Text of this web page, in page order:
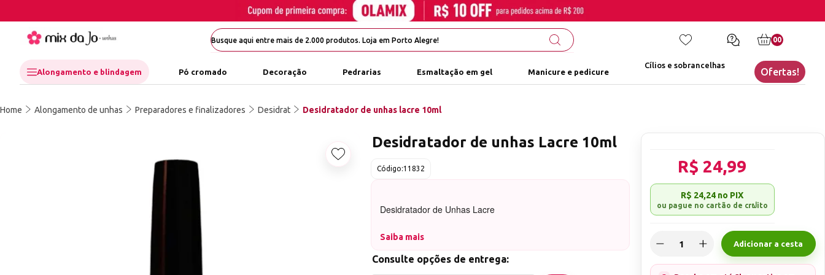
00
Alongamento e blindagem Pó cromado Decoração Pedrarias Esmaltação em gel Manicure e pedicure
Cílios e sobrancelhas
Ofertas!
Home Alongamento de unhas Preparadores e finalizadores Desidrat Desidratador de unhas lacre 10ml
Adicionar aos favoritos
Desidratador de unhas Lacre 10ml
Código:11832
Desidratador de Unhas Lacre
O Desidratador de Unhas Lacre é um produto destinado a
equilibrar o pH e desidratar a unha para alongamento em gel
Saiba mais
Consulte opções de entrega:
R$ 24,99
R$ 24,24 no PIX
Adicionar a cesta